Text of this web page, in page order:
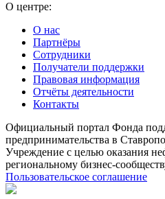
О центре:
О нас
Партнёры
Сотрудники
Получатели поддержки
Правовая информация
Отчёты деятельности
Контакты
Официальный портал Фонда
предпринимательства в
Учреждение с целью оказания
региональному бизнес-
Пользовательское соглашение